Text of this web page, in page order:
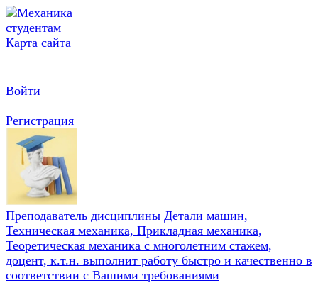
Карта сайта
Войти
Регистрация
Преподаватель дисциплины Детали машин,
Техническая механика, Прикладная механика,
Теоретическая механика с многолетним стажем,
доцент, к.т.н. выполнит работу быстро и качественно в
соответствии с Вашими требованиями